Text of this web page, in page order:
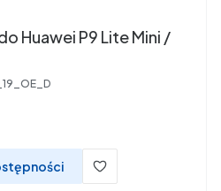
Huawei P9 Lite Mini /